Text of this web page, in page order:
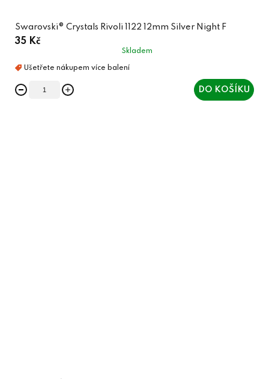
Swarovski® Crystals Rivoli 1122 12mm Silver Night F
35 Kč
Skladem
DO KOŠÍKU